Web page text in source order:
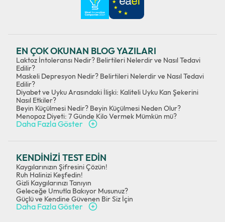
EN ÇOK OKUNAN BLOG YAZILARI
Laktoz İntoleransı Nedir? Belirtileri Nelerdir ve Nasıl Tedavi
Edilir?
Maskeli Depresyon Nedir? Belirtileri Nelerdir ve Nasıl Tedavi
Edilir?
Diyabet ve Uyku Arasındaki İlişki: Kaliteli Uyku Kan Şekerini
Nasıl Etkiler?
Beyin Küçülmesi Nedir? Beyin Küçülmesi Neden Olur?
Menopoz Diyeti: 7 Günde Kilo Vermek Mümkün mü?
Daha Fazla Göster
KENDİNİZİ TEST EDİN
Kaygılarınızın Şifresini Çözün!
Ruh Halinizi Keşfedin!
Gizli Kaygılarınızı Tanıyın
Geleceğe Umutla Bakıyor Musunuz?
Güçlü ve Kendine Güvenen Bir Siz İçin
Daha Fazla Göster